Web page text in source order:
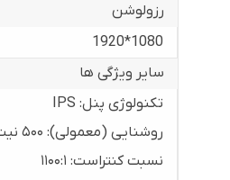
رزولوشن
1080*1920
سایر ویژگی ها
تکنولوژی پنل: IPS
روشنایی (معمولی): ۵۰۰ نیت
نسبت کنتراست: ۱۱۰۰:۱